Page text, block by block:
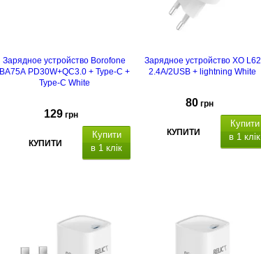
Зарядное устройство Borofone
BA75A PD30W+QC3.0 + Type-C +
Type-C White
129 грн
КУПИТИ
Купити
в 1 клік
Зарядное устройство XO L62
2.4A/2USB + lightning White
80 грн
КУПИТИ
Купити
в 1 клік